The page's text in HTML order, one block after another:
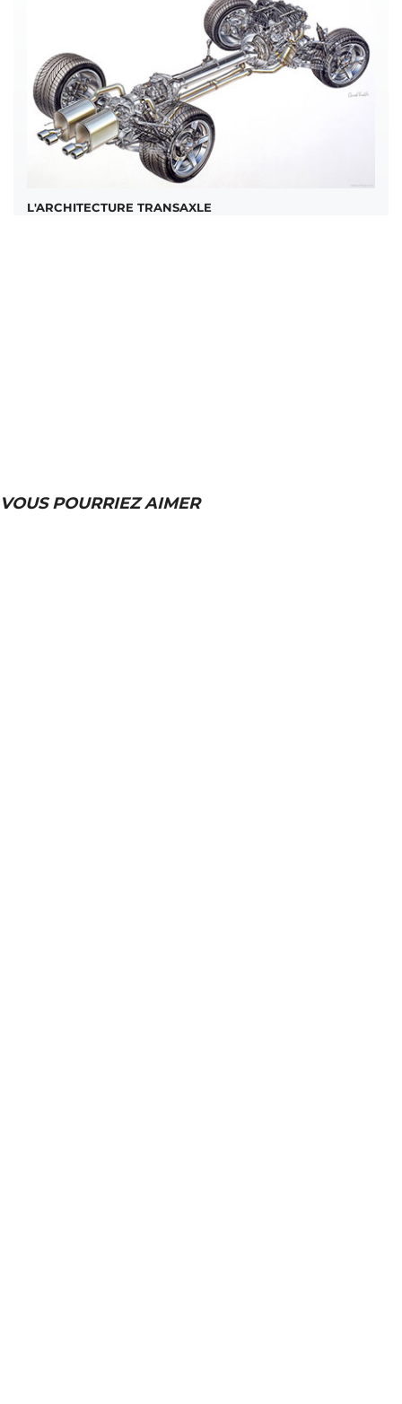
L'ARCHITECTURE TRANSAXLE
VOUS POURRIEZ AIMER